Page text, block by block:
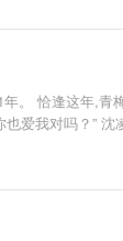
恰逢这年,青
也爱我对吗？